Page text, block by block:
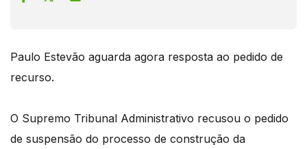
Paulo Estevão aguarda agora resposta ao pedido de
recurso.
O Supremo Tribunal Administrativo recusou o pedido
de suspensão do processo de construção da